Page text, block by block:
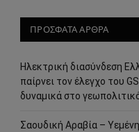
ΠΡΟΣΦΑΤΑ ΑΡΘΡΑ
Ηλεκτρική διασύνδεση
παίρνει τον έλεγχο του
δυναμικά στο
Σαουδική Αραβία –